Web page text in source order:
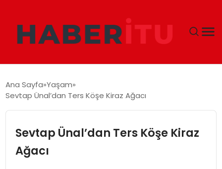
DÜNYA
EKONOMI
SIYASET
Ana Sayfa Yaşam
Sevtap Ünal’dan Ters Köşe Kiraz Ağacı
Sevtap Ünal’dan Ters Köşe Kiraz
Ağacı